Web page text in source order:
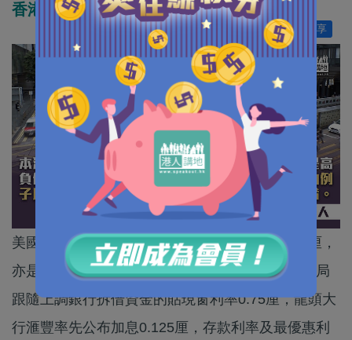
香港啟動加息 市民企業百上加斤
分享
53
美國聯儲局議息後，一如市場預期上調利率0.75厘，
亦是今年連續第3次加息0.75厘。今早，香港金管局
跟隨上調銀行拆借資金的貼現窗利率0.75厘，龍頭大
行滙豐率先公布加息0.125厘，存款利率及最優惠利